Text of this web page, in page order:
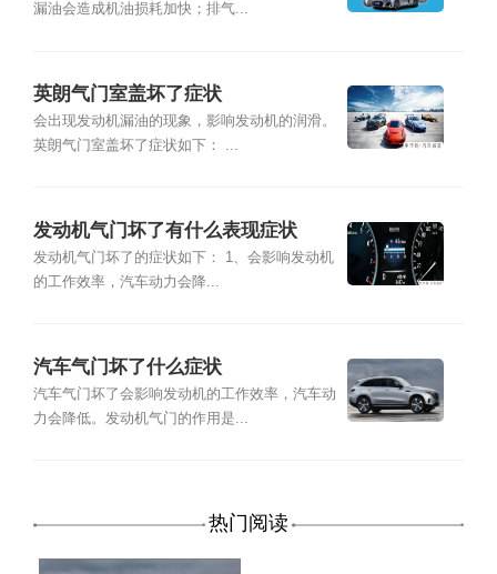
漏油会造成机油损耗加快；排气...
英朗气门室盖坏了症状
会出现发动机漏油的现象，影响发动机的润滑。
英朗气门室盖坏了症状如下： ...
发动机气门坏了有什么表现症状
发动机气门坏了的症状如下： 1、会影响发动机
的工作效率，汽车动力会降...
汽车气门坏了什么症状
汽车气门坏了会影响发动机的工作效率，汽车动
力会降低。发动机气门的作用是...
热门阅读